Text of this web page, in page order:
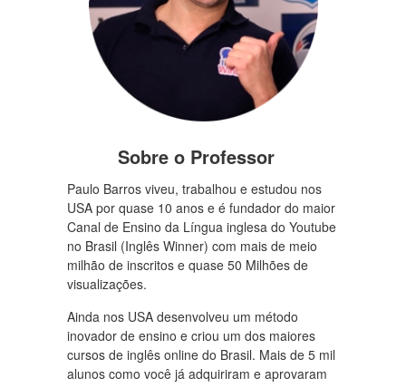
Sobre o Professor
Paulo Barros viveu, trabalhou e estudou nos
USA por quase 10 anos e é fundador do maior
Canal de Ensino da Língua inglesa do Youtube
no Brasil (Inglês Winner) com mais de meio
milhão de inscritos e quase 50 Milhões de
visualizações.
Ainda nos USA desenvolveu um método
inovador de ensino e criou um dos maiores
cursos de inglês online do Brasil. Mais de 5 mil
alunos como você já adquiriram e aprovaram